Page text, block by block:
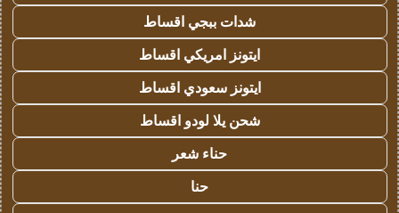
شدات ببجي اقساط
ايتونز امريكي اقساط
ايتونز سعودي اقساط
شحن يلا لودو اقساط
حناء شعر
حنا